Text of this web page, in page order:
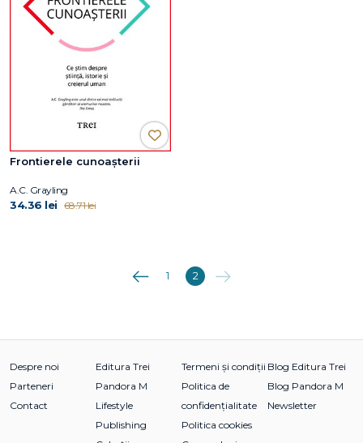
Frontierele cunoașterii
A.C. Grayling
34.36 lei 68.71 lei
Anterioara
1 2 Următoarea
Despre noi
Parteneri
Contact
Editura Trei
Pandora M
Lifestyle
Publishing
Termeni și condiții
Politica de
confidențialitate
Politica cookies
Blog Editura Trei
Blog Pandora M
Newsletter